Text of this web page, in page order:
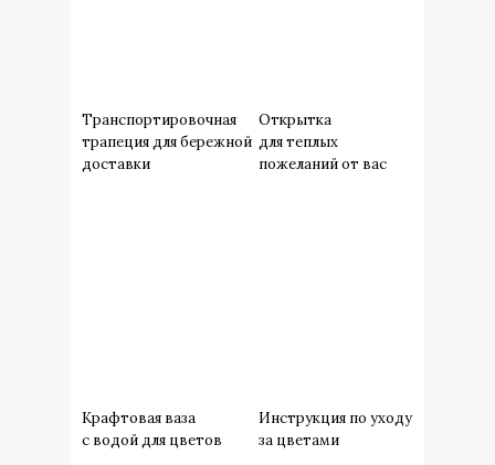
Транспортировочная
трапеция для бережной
доставки
Открытка
для теплых
пожеланий от вас
Крафтовая ваза
с водой для цветов
Инструкция по уходу
за цветами